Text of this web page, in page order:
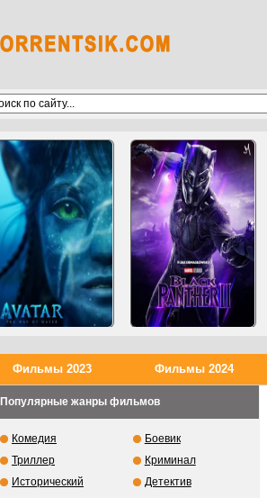
Фильмы 2023 Фильмы 2024
Популярные жанры фильмов
Комедия
Боевик
Триллер
Криминал
Исторический
Детектив